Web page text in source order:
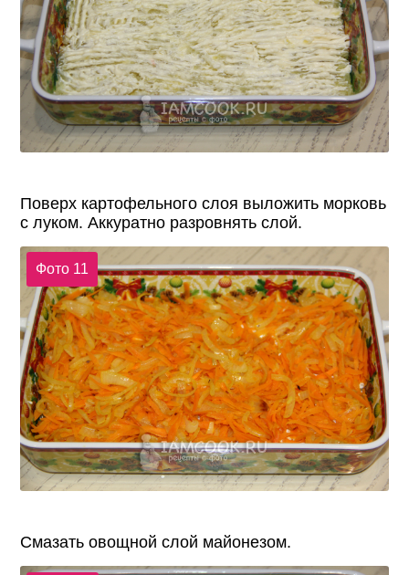
Поверх картофельного слоя выложить морковь
с луком. Аккуратно разровнять слой.
Фото 11
Смазать овощной слой майонезом.